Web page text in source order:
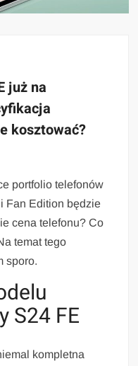
już na
kosztować?
portfolio telefonów
Fan Edition będzie
cena telefonu? Co
temat tego
sporo.
S24 FE
kompletna